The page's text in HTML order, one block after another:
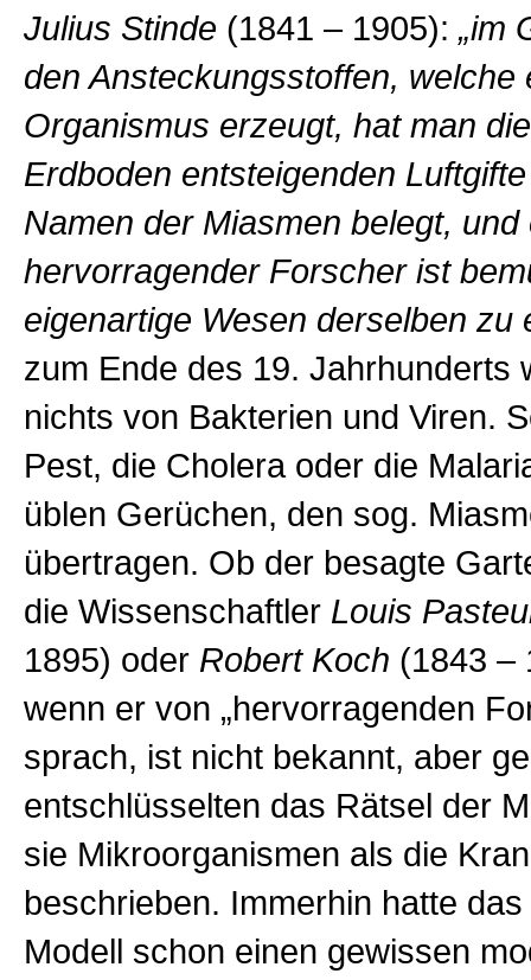
Julius Stinde (1841 –1905): „im
den Ansteckungsstoffen, welche
Organismus erzeugt, hat man
Erdboden entsteigenden
Namen der Miasmen belegt, und
hervorragender Forscher ist
eigenartige Wesen derselben zu
zum Ende des 19. Jahrhunderts
nichts von Bakterien und Viren.
Pest, die Cholera oder die
üblen Gerüchen, den sog.
übertragen. Ob der besagte
die Wissenschaftler Louis
1895) oder Robert Koch (1843 –
wenn er von „hervorragenden
sprach, ist nicht bekannt, aber
entschlüsselten das Rätsel der
sie Mikroorganismen als die
beschrieben. Immerhin hatte
Modell schon einen gewissen